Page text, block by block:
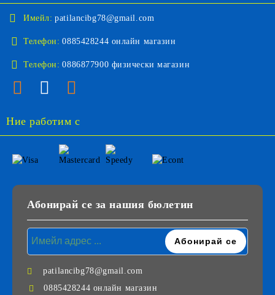
Имейл: patilancibg78@gmail.com
Телефон: 0885428244 онлайн магазин
Телефон: 0886877900 физически магазин
Ние работим с
Абонирай се за нашия бюлетин
patilancibg78@gmail.com
0885428244 онлайн магазин